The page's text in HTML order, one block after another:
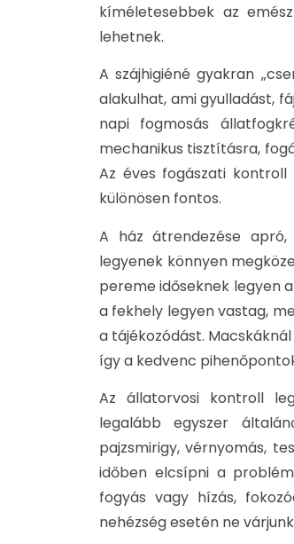
kíméletesebbek az
lehetnek.
A szájhigiéné gyakran
alakulhat, ami gyulladást,
napi fogmosás
mechanikus tisztításra,
Az éves fogászati kontroll
különösen fontos.
A ház átrendezése
legyenek könnyen
pereme időseknek legyen
a fekhely legyen vastag,
a tájékozódást.
így a kedvenc
Az állatorvosi kontroll
legalább egyszer
pajzsmirigy, vérnyomás,
időben elcsípni a
fogyás vagy hízás,
nehézség esetén ne